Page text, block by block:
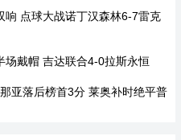
点球大战诺丁汉森林6-7雷克
戴帽 吉达联合4-0拉斯永恒
亚落后榜首3分 莱奥补时绝平普